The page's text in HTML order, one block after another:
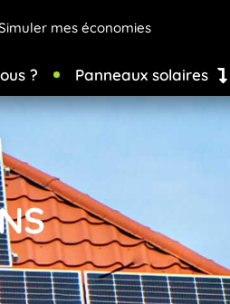
mes économies
? Panneaux solaires